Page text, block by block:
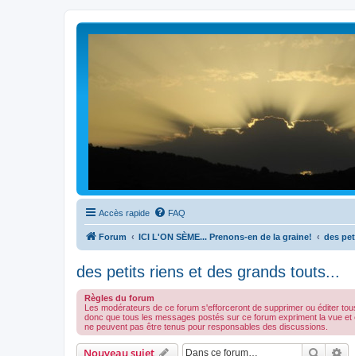
Accès rapide FAQ
Forum ICI L'ON SÈME... Prenons-en de la graine! des
des petits riens et des grands touts...
Règles du forum
Les modérateurs de ce forum s'efforceront de supprimer ou éditer
donc que tous les messages postés sur ce forum expriment la vue
ne peuvent pas être tenus pour responsables des discussions.
Nouveau sujet